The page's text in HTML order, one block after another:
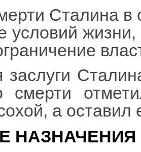
Сталина
условий
заслуги
смерти
а